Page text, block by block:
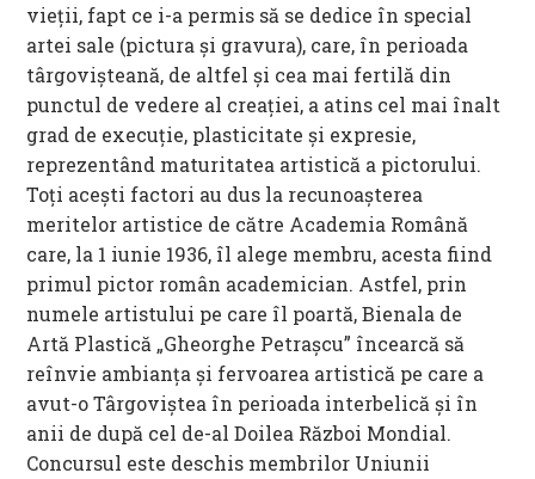
vieții, fapt ce i-a permis să se dedice în special
artei sale (pictura și gravura), care, în perioada
târgovișteană, de altfel și cea mai fertilă din
punctul de vedere al creației, a atins cel mai înalt
grad de execuție, plasticitate și expresie,
reprezentând maturitatea artistică a pictorului.
Toți acești factori au dus la recunoașterea
meritelor artistice de către Academia Română
care, la 1 iunie 1936, îl alege membru, acesta fiind
primul pictor român academician. Astfel, prin
numele artistului pe care îl poartă, Bienala de
Artă Plastică „Gheorghe Petrașcu” încearcă să
reînvie ambianța și fervoarea artistică pe care a
avut-o Târgoviștea în perioada interbelică și în
anii de după cel de-al Doilea Război Mondial.
Concursul este deschis membrilor Uniunii